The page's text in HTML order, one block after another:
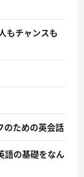
もチャンスも
のための英会話
語の基礎をなん